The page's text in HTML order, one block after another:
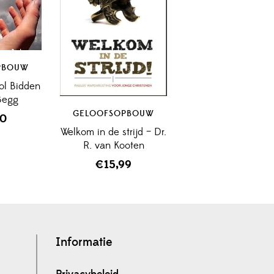
Bidden
GELOOFSOPBOUW
Welkom in de strijd – Dr.
R. van Kooten
€15,99
Informatie